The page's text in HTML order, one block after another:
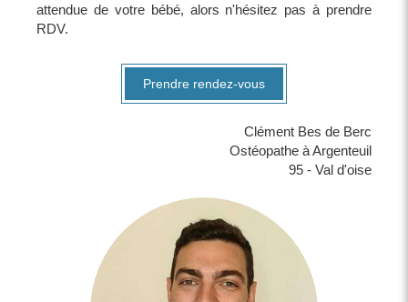
attendue de votre bébé, alors n'hésitez pas à prendre
RDV.
Prendre rendez-vous
Clément Bes de Berc
Ostéopathe à Argenteuil
95 - Val d'oise